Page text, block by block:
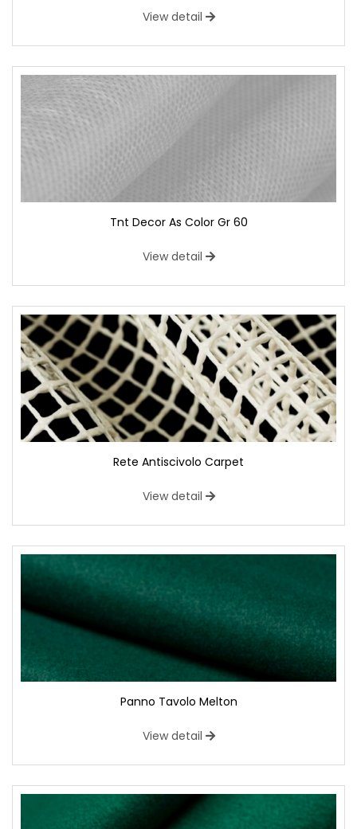
View detail
Tnt Decor As Color Gr 60
View detail
Rete Antiscivolo Carpet
View detail
Panno Tavolo Melton
View detail